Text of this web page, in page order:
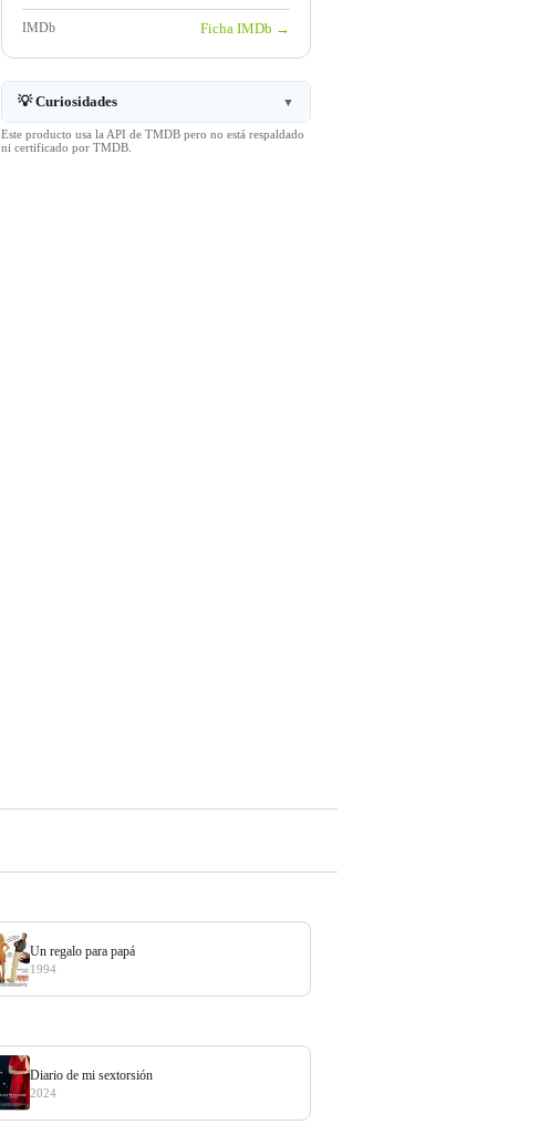
IMDb Ficha IMDb →
💡 Curiosidades ▼
Este producto usa la API de TMDB pero no está respaldado
ni certificado por TMDB.
Un regalo para papá
1994
Diario de mi sextorsión
2024